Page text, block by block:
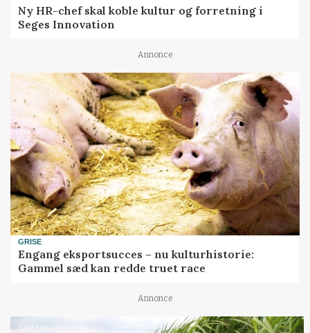
Ny HR-chef skal koble kultur og forretning i
Seges Innovation
Annonce
GRISE
Engang eksportsucces – nu kulturhistorie:
Gammel sæd kan redde truet race
Annonce
ARRANGEMENT